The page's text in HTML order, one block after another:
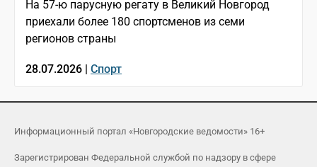
На 57-ю парусную регату в Великий Новгород
приехали более 180 спортсменов из семи
регионов страны
28.07.2026 | Спорт
Информационный портал «Новгородские ведомости» 16+
Зарегистрирован Федеральной службой по надзору в сфере